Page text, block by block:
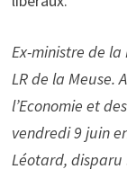
Ex-ministre de
LR de la Meuse.
l’Economie et
vendredi 9 juin
Léotard, disparu